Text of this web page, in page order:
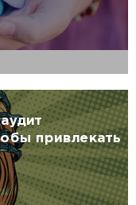
привлекать